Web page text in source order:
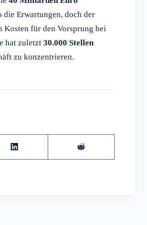
Erwartungen, doch der
für den Vorsprung bei
hat zuletzt 30.000 Stellen
zu konzentrieren.